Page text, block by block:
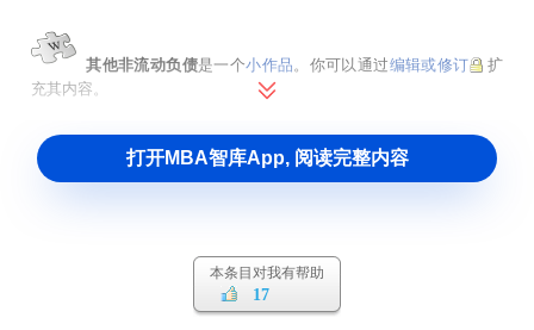
其他非流动负债是一个小作品。你可以通过编辑或修订
扩
充其内容。
打开MBA智库App, 阅读完整内容
本条目对我有帮助
17